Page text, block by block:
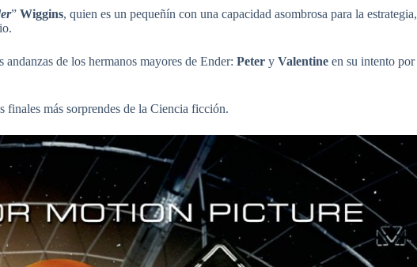
” Wiggins, quien es un pequeñín con una capacidad asombrosa para la estrategia,
de los hermanos mayores de Ender: Peter y Valentine en su intento por
finales más sorprendes de la Ciencia ficción.